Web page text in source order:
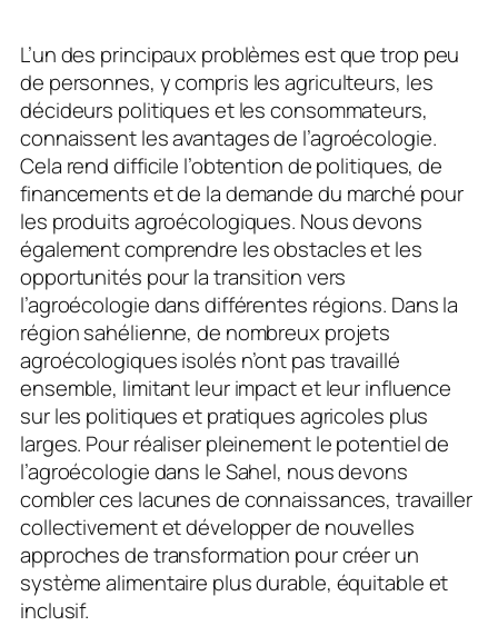
L’un des principaux problèmes est que trop peu
de personnes, y compris les agriculteurs, les
décideurs politiques et les consommateurs,
connaissent les avantages de l’agroécologie.
Cela rend difficile l’obtention de politiques, de
financements et de la demande du marché pour
les produits agroécologiques. Nous devons
également comprendre les obstacles et les
opportunités pour la transition vers
l’agroécologie dans différentes régions. Dans la
région sahélienne, de nombreux projets
agroécologiques isolés n’ont pas travaillé
ensemble, limitant leur impact et leur influence
sur les politiques et pratiques agricoles plus
larges. Pour réaliser pleinement le potentiel de
l’agroécologie dans le Sahel, nous devons
combler ces lacunes de connaissances, travailler
collectivement et développer de nouvelles
approches de transformation pour créer un
système alimentaire plus durable, équitable et
inclusif.